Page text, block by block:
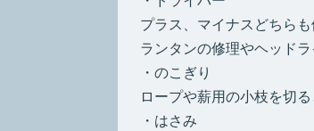
プラス、マイナスどちらも
ランタンの修理やヘッド
・のこぎり
ロープや薪用の小枝を切
・はさみ